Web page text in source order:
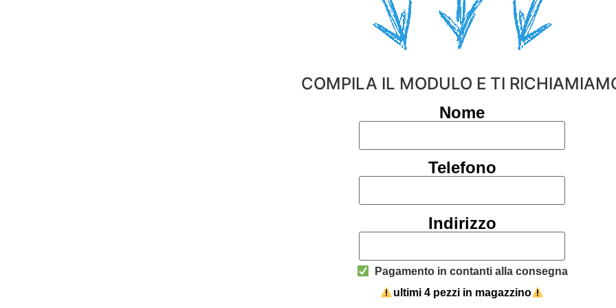
COMPILA IL MODULO E TI
Nome
Telefono
Indirizzo
Pagamento in contanti alla consegna
ultimi 4 pezzi in magazzino